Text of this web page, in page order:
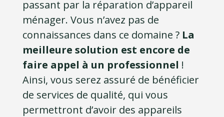
passant par la réparation d’appareil
ménager. Vous n’avez pas de
connaissances dans ce domaine ? La
meilleure solution est encore de
faire appel à un professionnel !
Ainsi, vous serez assuré de bénéficier
de services de qualité, qui vous
permettront d’avoir des appareils